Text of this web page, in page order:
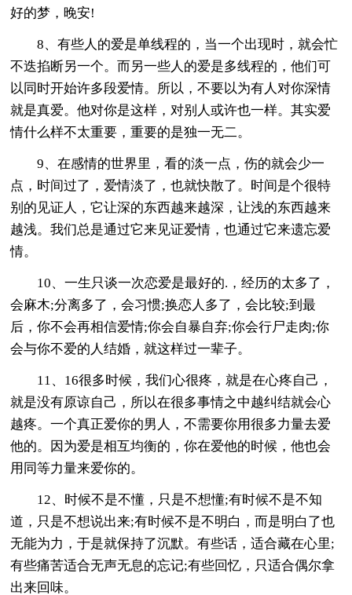
好的梦，晚安!
8、有些人的爱是单线程的，当一个出现时，就会忙
不迭掐断另一个。而另一些人的爱是多线程的，他们可
以同时开始许多段爱情。所以，不要以为有人对你深情
就是真爱。他对你是这样，对别人或许也一样。其实爱
情什么样不太重要，重要的是独一无二。
9、在感情的世界里，看的淡一点，伤的就会少一
点，时间过了，爱情淡了，也就快散了。时间是个很特
别的见证人，它让深的东西越来越深，让浅的东西越来
越浅。我们总是通过它来见证爱情，也通过它来遗忘爱
情。
10、一生只谈一次恋爱是最好的.，经历的太多了，
会麻木;分离多了，会习惯;换恋人多了，会比较;到最
后，你不会再相信爱情;你会自暴自弃;你会行尸走肉;你
会与你不爱的人结婚，就这样过一辈子。
11、16很多时候，我们心很疼，就是在心疼自己，
就是没有原谅自己，所以在很多事情之中越纠结就会心
越疼。一个真正爱你的男人，不需要你用很多力量去爱
他的。因为爱是相互均衡的，你在爱他的时候，他也会
用同等力量来爱你的。
12、时候不是不懂，只是不想懂;有时候不是不知
道，只是不想说出来;有时候不是不明白，而是明白了也
无能为力，于是就保持了沉默。有些话，适合藏在心里;
有些痛苦适合无声无息的忘记;有些回忆，只适合偶尔拿
出来回味。